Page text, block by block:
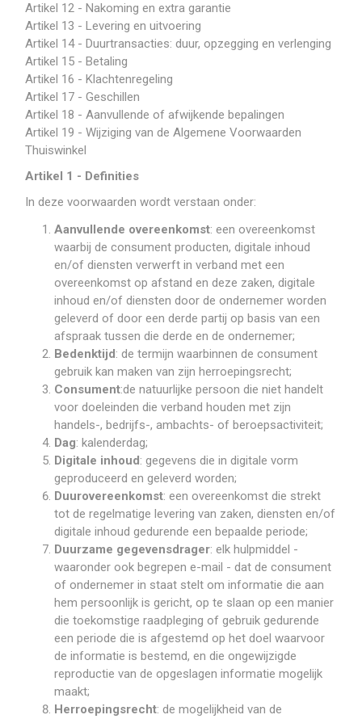
Artikel 12 - Nakoming en extra garantie
Artikel 13 - Levering en uitvoering
Artikel 14 - Duurtransacties: duur, opzegging en verlenging
Artikel 15 - Betaling
Artikel 16 - Klachtenregeling
Artikel 17 - Geschillen
Artikel 18 - Aanvullende of afwijkende bepalingen
Artikel 19 - Wijziging van de Algemene Voorwaarden
Thuiswinkel
Artikel 1 - Definities
In deze voorwaarden wordt verstaan onder:
Aanvullende overeenkomst: een overeenkomst
waarbij de consument producten, digitale inhoud
en/of diensten verwerft in verband met een
overeenkomst op afstand en deze zaken, digitale
inhoud en/of diensten door de ondernemer worden
geleverd of door een derde partij op basis van een
afspraak tussen die derde en de ondernemer;
Bedenktijd : de termijn waarbinnen de consument
gebruik kan maken van zijn herroepingsrecht;
Consument:de natuurlijke persoon die niet handelt
voor doeleinden die verband houden met zijn
handels-, bedrijfs-, ambachts- of beroepsactiviteit;
Dag: kalenderdag;
Digitale inhoud : gegevens die in digitale vorm
geproduceerd en geleverd worden;
Duurovereenkomst: een overeenkomst die strekt
tot de regelmatige levering van zaken, diensten en/of
digitale inhoud gedurende een bepaalde periode;
Duurzame gegevensdrager: elk hulpmiddel -
waaronder ook begrepen e-mail - dat de consument
of ondernemer in staat stelt om informatie die aan
hem persoonlijk is gericht, op te slaan op een manier
die toekomstige raadpleging of gebruik gedurende
een periode die is afgestemd op het doel waarvoor
de informatie is bestemd, en die ongewijzigde
reproductie van de opgeslagen informatie mogelijk
maakt;
Herroepingsrecht: de mogelijkheid van de